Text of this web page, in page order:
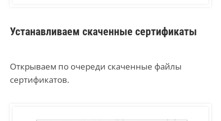
Устанавливаем скаченные сертификаты
Открываем по очереди скаченные файлы
сертификатов.